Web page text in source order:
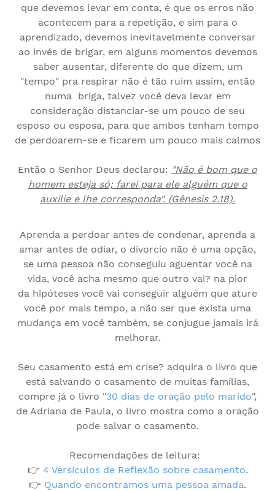
que devemos levar em conta, é que os erros não
acontecem para a repetição, e sim para o
aprendizado, devemos inevitavelmente conversar
ao invés de brigar, em alguns momentos devemos
saber ausentar, diferente do que dizem, um
"tempo" pra respirar não é tão ruim assim, então
numa briga, talvez você deva levar em
consideração distanciar-se um pouco de seu
esposo ou esposa, para que ambos tenham tempo
de perdoarem-se e ficarem um pouco mais calmos
Então o Senhor Deus declarou: "Não é bom que o
homem esteja só; farei para ele alguém que o
auxilie e lhe corresponda". (Gênesis2.18).
Aprenda a perdoar antes de condenar, aprenda a
amar antes de odiar, o divorcio não é uma opção,
se uma pessoa não conseguiu aguentar você na
vida, você acha mesmo que outro vai? na pior
da hipóteses você vai conseguir alguém que ature
você por mais tempo, a não ser que exista uma
mudança em você também, se conjugue jamais irá
melhorar.
Seu casamento está em crise? adquira o livro que
está salvando o casamento de muitas famílias,
compre já o livro "30 dias de oração pelo marido",
de Adriana de Paula, o livro mostra como a oração
pode salvar o casamento.
Recomendações de leitura:
👉 4 Versículos de Reflexão sobre casamento.
👉 Quando encontramos uma pessoa amada.